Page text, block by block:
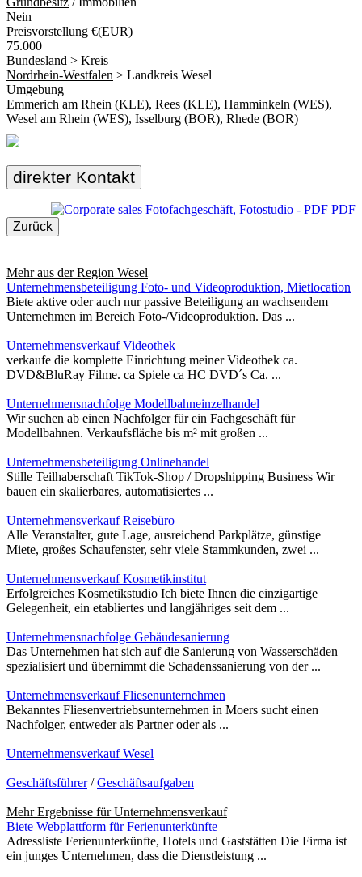
Nein
Preisvorstellung €(EUR)
75.000
Bundesland > Kreis
Nordrhein-Westfalen > Landkreis Wesel
Umgebung
Emmerich am Rhein (KLE), Rees (KLE), Hamminkeln (WES),
Wesel am Rhein (WES), Isselburg (BOR), Rhede (BOR)
direkter Kontakt
PDF
Zurück
Mehr aus der Region Wesel
Unternehmensbeteiligung Foto- und Videoproduktion, Mietlocation
Biete aktive oder auch nur passive Beteiligung an wachsendem
Unternehmen im Bereich Foto-/Videoproduktion. Das ...
Unternehmensverkauf Videothek
verkaufe die komplette Einrichtung meiner Videothek ca.
DVD&BluRay Filme. ca Spiele ca HC DVD´s Ca. ...
Unternehmensnachfolge Modellbahneinzelhandel
Wir suchen ab einen Nachfolger für ein Fachgeschäft für
Modellbahnen. Verkaufsfläche bis m² mit großen ...
Unternehmensbeteiligung Onlinehandel
Stille Teilhaberschaft TikTok-Shop / Dropshipping Business Wir
bauen ein skalierbares, automatisiertes ...
Unternehmensverkauf Reisebüro
Alle Veranstalter, gute Lage, ausreichend Parkplätze, günstige
Miete, großes Schaufenster, sehr viele Stammkunden, zwei ...
Unternehmensverkauf Kosmetikinstitut
Erfolgreiches Kosmetikstudio Ich biete Ihnen die einzigartige
Gelegenheit, ein etabliertes und langjähriges seit dem ...
Unternehmensnachfolge Gebäudesanierung
Das Unternehmen hat sich auf die Sanierung von Wasserschäden
spezialisiert und übernimmt die Schadenssanierung von der ...
Unternehmensverkauf Fliesenunternehmen
Bekanntes Fliesenvertriebsunternehmen in Moers sucht einen
Nachfolger, entweder als Partner oder als ...
Unternehmensverkauf Wesel
Geschäftsführer/Geschäftsaufgaben
Mehr Ergebnisse fürUnternehmensverkauf
Biete Webplattform für Ferienunterkünfte
Adressliste Ferienunterkünfte, Hotels und Gaststätten Die Firma ist
ein junges Unternehmen, dass die Dienstleistung ...